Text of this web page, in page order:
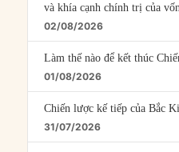
và khía cạnh chính trị của
02/08/2026
Làm thế nào để kết thúc
01/08/2026
Chiến lược kế tiếp của Bắc
31/07/2026